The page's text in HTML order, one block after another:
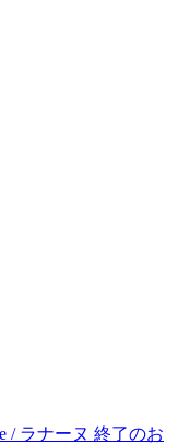
/ ラナーヌ 終了のお